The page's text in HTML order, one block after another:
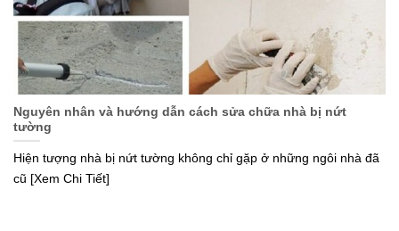
Nguyên nhân và hướng dẫn cách sửa chữa nhà bị nứt
tường
Hiện tượng nhà bị nứt tường không chỉ gặp ở những ngôi nhà đã
cũ [Xem Chi Tiết]